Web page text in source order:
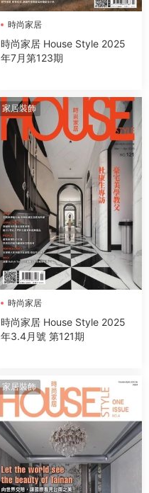
時尚家居
時尚家居 House Style 2025
年7月第123期
家居裝飾
時尚家居
時尚家居 House Style 2025
年3.4月號 第121期
家居裝飾